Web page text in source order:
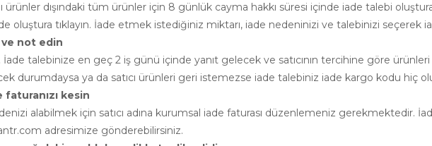
ürünler dışındaki tüm ürünler için 8 günlük cayma hakkı süresi içinde iade talebi
oluştura tıklayın. İade etmek istediğiniz miktarı, iade nedeninizi ve talebinizi seçerek
ve not edin
talebinize en geç 2 iş günü içinde yanıt gelecek ve satıcının tercihine göre
durumdaysa ya da satıcı ürünleri geri istemezse iade talebiniz iade kargo kodu hiç
kesin
alabilmek için satıcı adına kurumsal iade faturası düzenlemeniz gerekmektedir.
adresimize gönderebilirsiniz.